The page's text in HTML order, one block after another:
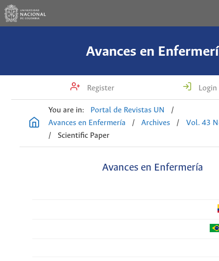
Avances en
Register Login
You are in: Portal de Revistas UN
/
Avances en Enfermería
/ Archives /
Vol. 43
/
Scientific Paper
Avances en Enfermería